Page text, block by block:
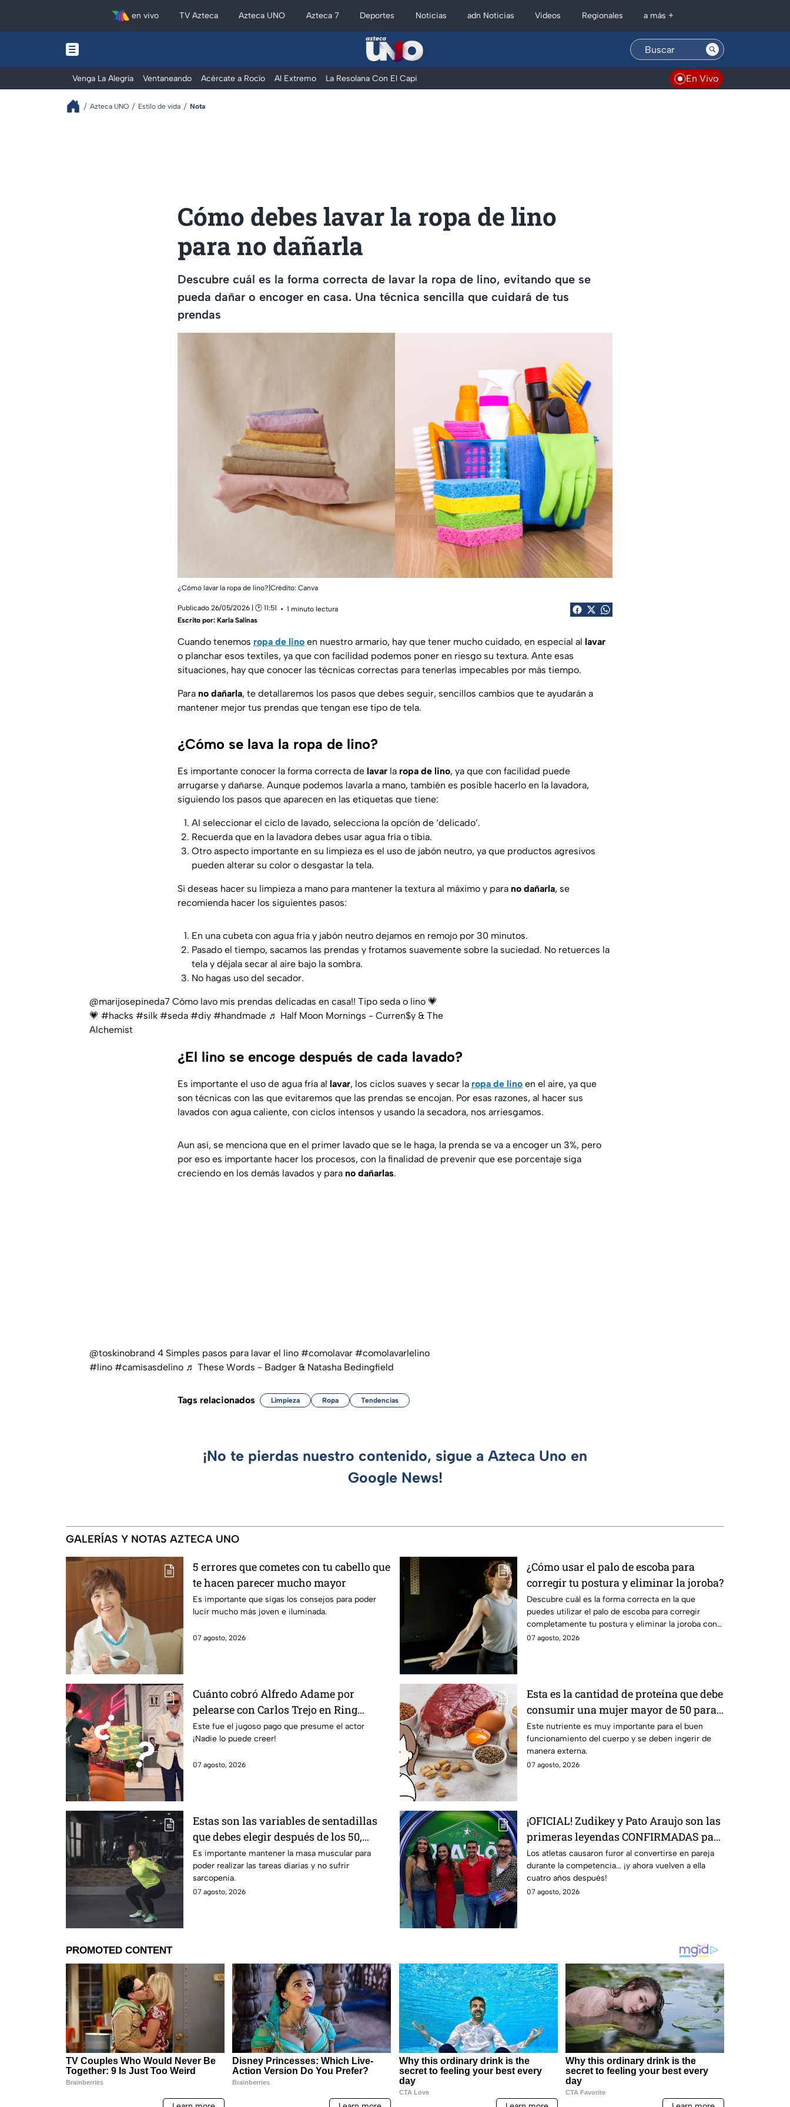
en vivo TV Azteca Azteca UNO Azteca 7 Deportes Noticias adn Noticias Videos Regionales a más +
Venga La Alegría Ventaneando Acércate a Rocío Al Extremo La Resolana Con El Capi En Vivo
Azteca UNO Estilo de vida Nota
Cómo debes lavar la ropa de lino
para no dañarla
Descubre cuál es la forma correcta de lavar la ropa de lino, evitando que se
pueda dañar o encoger en casa. Una técnica sencilla que cuidará de tus
prendas
¿Cómo lavar la ropa de lino?|Crédito: Canva
Publicado 26/05/2026 | 🕑 11:51
1 minuto lectura
Escrito por: Karla Salinas
Cuando tenemos ropa de lino en nuestro armario, hay que tener mucho cuidado, en especial al lavar
o planchar esos textiles, ya que con facilidad podemos poner en riesgo su textura. Ante esas
situaciones, hay que conocer las técnicas correctas para tenerlas impecables por más tiempo.
Para no dañarla, te detallaremos los pasos que debes seguir, sencillos cambios que te ayudarán a
mantener mejor tus prendas que tengan ese tipo de tela.
¿Cómo se lava la ropa de lino?
Es importante conocer la forma correcta de lavar la ropa de lino, ya que con facilidad puede
arrugarse y dañarse. Aunque podemos lavarla a mano, también es posible hacerlo en la lavadora,
siguiendo los pasos que aparecen en las etiquetas que tiene:
Al seleccionar el ciclo de lavado, selecciona la opción de ‘delicado’.
Recuerda que en la lavadora debes usar agua fría o tibia.
Otro aspecto importante en su limpieza es el uso de jabón neutro, ya que productos agresivos
pueden alterar su color o desgastar la tela.
Si deseas hacer su limpieza a mano para mantener la textura al máximo y para no dañarla, se
recomienda hacer los siguientes pasos:
En una cubeta con agua fria y jabón neutro dejamos en remojo por 30 minutos.
Pasado el tiempo, sacamos las prendas y frotamos suavemente sobre la suciedad. No retuerces la
tela y déjala secar al aire bajo la sombra.
No hagas uso del secador.
@marijosepineda7 Cómo lavo mis prendas delicadas en casa!! Tipo seda o lino 💗
💗 #hacks #silk #seda #diy #handmade ♬ Half Moon Mornings - Curren$y & The
Alchemist
¿El lino se encoge después de cada lavado?
Es importante el uso de agua fría al lavar, los ciclos suaves y secar la ropa de lino en el aire, ya que
son técnicas con las que evitaremos que las prendas se encojan. Por esas razones, al hacer sus
lavados con agua caliente, con ciclos intensos y usando la secadora, nos arriesgamos.
Aun así, se menciona que en el primer lavado que se le haga, la prenda se va a encoger un 3%, pero
por eso es importante hacer los procesos, con la finalidad de prevenir que ese porcentaje siga
creciendo en los demás lavados y para no dañarlas.
@toskinobrand 4 Simples pasos para lavar el lino #comolavar #comolavarlelino
#lino #camisasdelino ♬ These Words - Badger & Natasha Bedingfield
Tags relacionados Limpieza Ropa Tendencias
¡No te pierdas nuestro contenido, sigue a Azteca Uno en
Google News!
GALERÍAS Y NOTAS AZTECA UNO
5 errores que cometes con tu cabello que
te hacen parecer mucho mayor
Es importante que sigas los consejos para poder
lucir mucho más joven e iluminada.
07 agosto, 2026
¿Cómo usar el palo de escoba para
corregir tu postura y eliminar la joroba?
Descubre cuál es la forma correcta en la que
puedes utilizar el palo de escoba para corregir
completamente tu postura y eliminar la joroba con
ejercicios
07 agosto, 2026
Cuánto cobró Alfredo Adame por
pelearse con Carlos Trejo en Ring
Royale
Este fue el jugoso pago que presume el actor
¡Nadie lo puede creer!
07 agosto, 2026
Esta es la cantidad de proteína que debe
consumir una mujer mayor de 50 para
mantener el músculo
Este nutriente es muy importante para el buen
funcionamiento del cuerpo y se deben ingerir de
manera externa.
07 agosto, 2026
Estas son las variables de sentadillas
que debes elegir después de los 50,
según los entrenadores
Es importante mantener la masa muscular para
poder realizar las tareas diarias y no sufrir
sarcopenia.
07 agosto, 2026
¡OFICIAL! Zudikey y Pato Araujo son las
primeras leyendas CONFIRMADAS para
la décima temporada de Exatlón
México
Los atletas causaron furor al convertirse en pareja
durante la competencia... ¡y ahora vuelven a ella
cuatro años después!
07 agosto, 2026